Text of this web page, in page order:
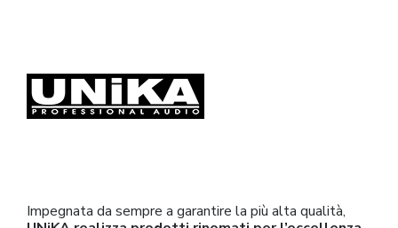
Impegnata da sempre a garantire la più alta qualità,